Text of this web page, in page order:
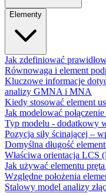
Elementy
Jak zdefiniować
Równowaga i element
Kluczowe informacje
analizy GMNA i MNA
Kiedy stosować element
Jak modelować
Typ modelu - dodatkowy
Pozycja siły ścinającej –
Domyślna długość
Właściwa orientacja LCS
Jak używać elementu pręta
Względne położenia
Stalowy model analizy